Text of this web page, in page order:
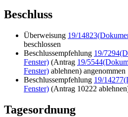
Beschluss
Überweisung 19/14823
beschlossen
Beschlussempfehlung 19/7294
Fenster) (Antrag 19/5544
Fenster) ablehnen) angenommen
Beschlussempfehlung 19/14277
Fenster) (Antrag 10222
Tagesordnung